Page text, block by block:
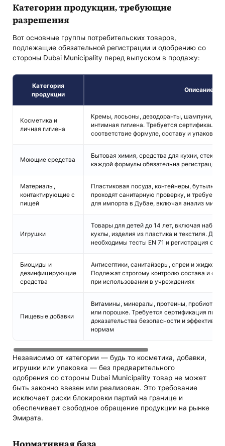
Категории продукции, требующие
разрешения
Вот основные группы потребительских товаров,
подлежащие обязательной регистрации и одобрению со
стороны Dubai Municipality перед выпуском в продажу:
Категория
продукции
Описание
Косметика и
личная гигиена
Кремы, лосьоны, дезодоранты, шампуни,
интимная гигиена. Требуется сертификация
соответствие формуле, составу и упаковке
Моющие средства
Бытовая химия, средства для кухни, стекла,
каждой формулы обязательна регистрация
Материалы,
контактирующие с
пищей
Пластиковая посуда, контейнеры, бутылки,
проходят санитарную проверку, и
для импорта в Дубае, включая анализ
Игрушки
Товары для детей до 14 лет, включая
куклы, изделия из пластика и текстиля.
необходимы тесты EN 71 и регистрация
Биоциды и
дезинфицирующие
средства
Антисептики, санитайзеры, спреи и
Подлежат строгому контролю состава и
при использовании в учреждениях
Пищевые добавки
Витамины, минералы, протеины, пробиотики
или порошке. Требуется сертификация
доказательства безопасности и
нормам
Независимо от категории — будь то косметика, добавки,
игрушки или упаковка — без предварительного
одобрения со стороны Dubai Municipality товар не может
быть законно ввезен или реализован. Это требование
исключает риски блокировки партий на границе и
обеспечивает свободное обращение продукции на рынке
Эмирата.
Нормативная база